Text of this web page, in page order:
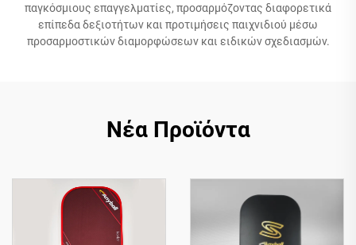
παγκόσμιους επαγγελματίες, προσαρμόζοντας διαφορετικά
επίπεδα δεξιοτήτων και προτιμήσεις παιχνιδιού μέσω
προσαρμοστικών διαμορφώσεων και ειδικών σχεδιασμών.
Νέα Προϊόντα